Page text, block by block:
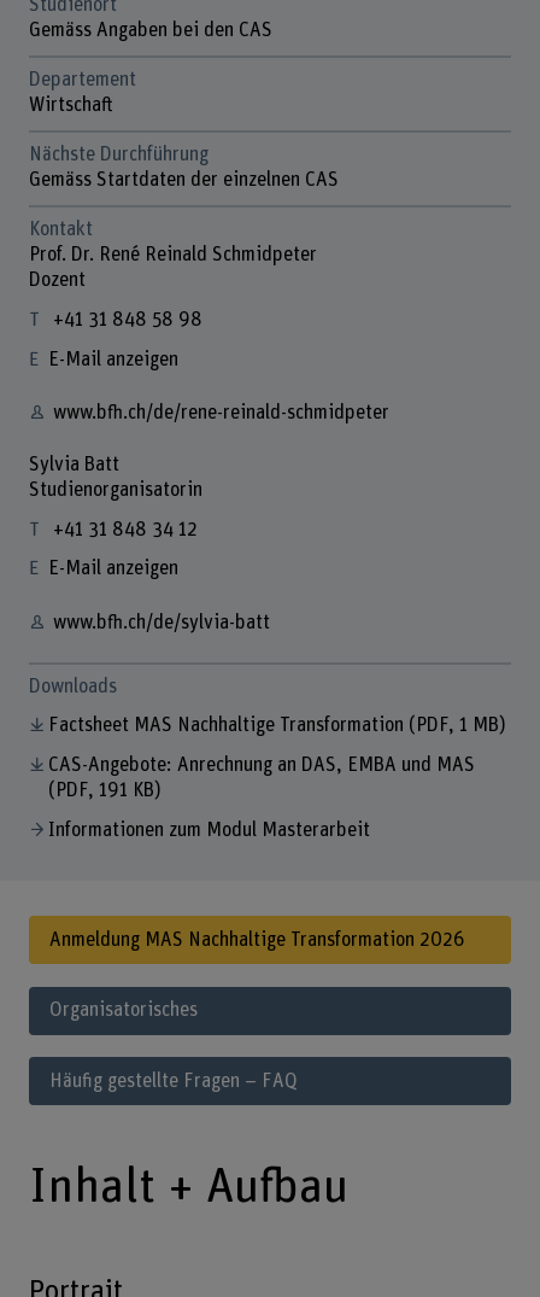
Studienort
Gemäss Angaben bei den CAS
Departement
Wirtschaft
Nächste Durchführung
Gemäss Startdaten der einzelnen CAS
Kontakt
Prof. Dr. René Reinald Schmidpeter
Dozent
+41 31 848 58 98
E-Mail anzeigen
www.bfh.ch/de/rene-reinald-schmidpeter
Sylvia Batt
Studienorganisatorin
+41 31 848 34 12
E-Mail anzeigen
www.bfh.ch/de/sylvia-batt
Downloads
Factsheet MAS Nachhaltige Transformation (PDF, 1 MB)
CAS-Angebote: Anrechnung an DAS, EMBA und MAS
(PDF, 191 KB)
Informationen zum Modul Masterarbeit
Anmeldung MAS Nachhaltige Transformation 2026
Organisatorisches
Häufig gestellte Fragen – FAQ
Inhalt + Aufbau